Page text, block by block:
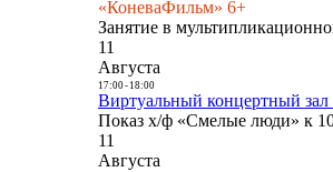
«КоневаФильм» 6+
Занятие в
11
Августа
17:00- 18:00
Виртуальный концертный зал
Показ х/ф «Смелые люди» к
11
Августа